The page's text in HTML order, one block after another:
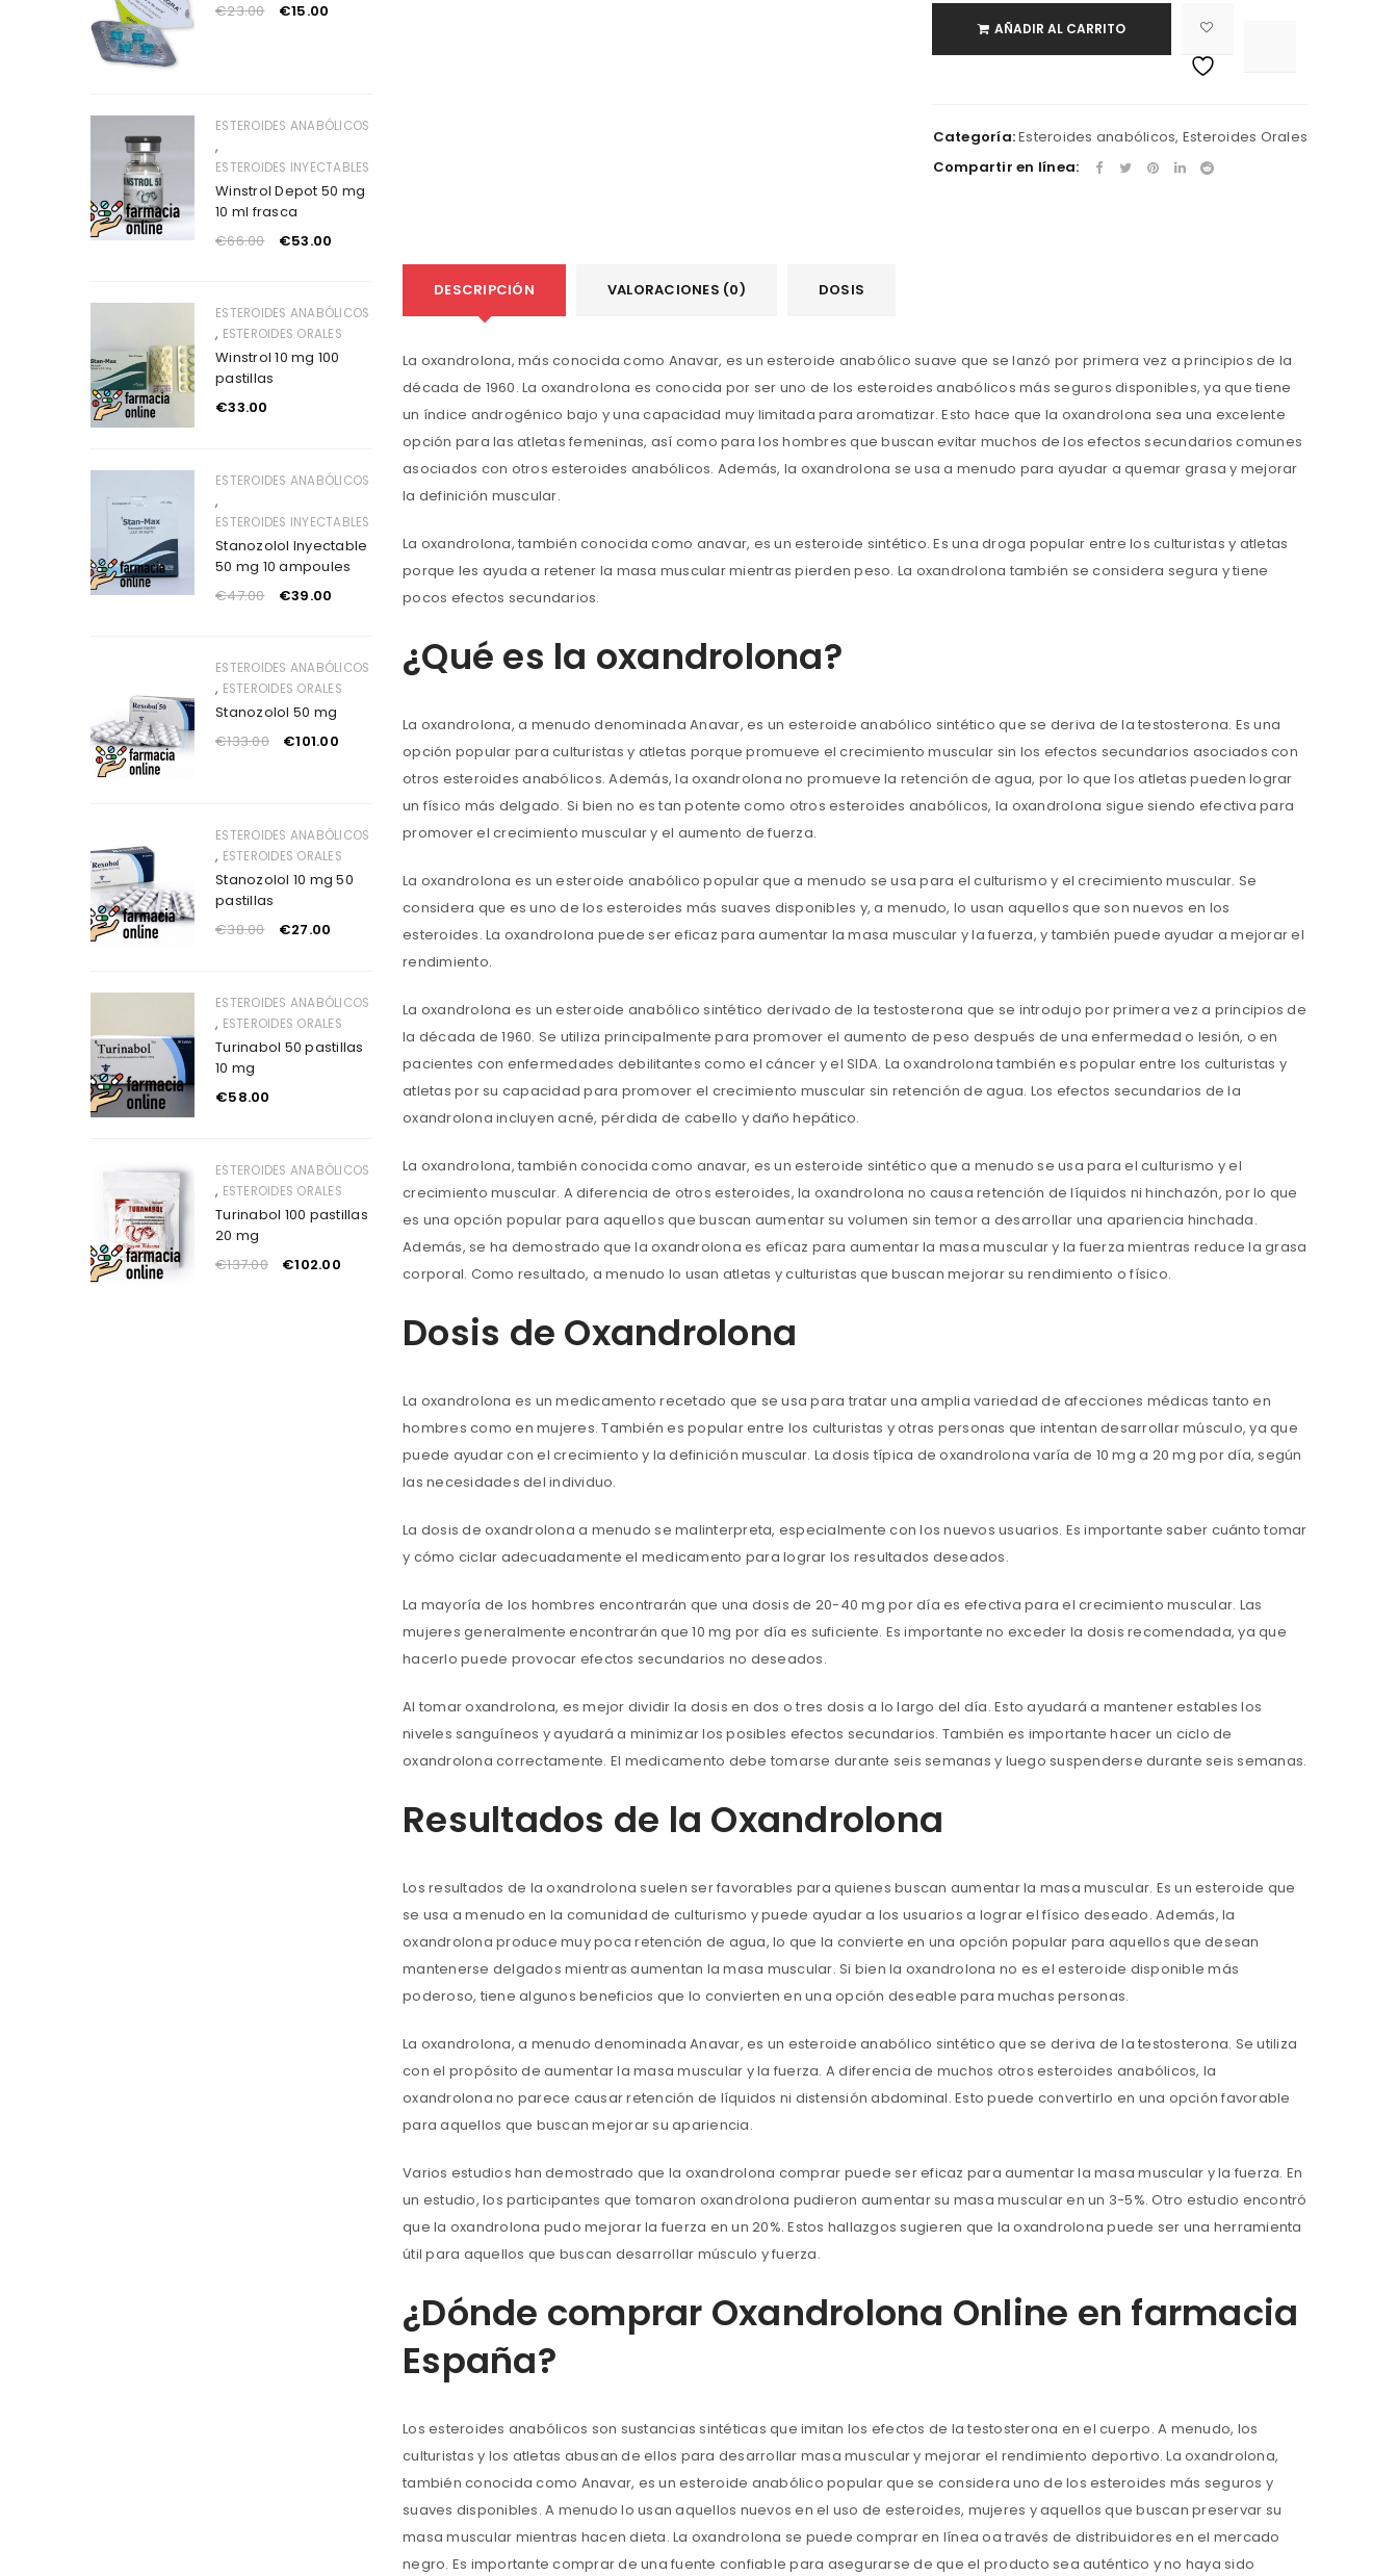
ACCEDER
Contraseña *
ACCESO
¿OLVIDASTE LA CONTRASEÑA?
€23.00 €15.00
ESTEROIDES ANABÓLICOS
,
ESTEROIDES INYECTABLES
Winstrol Depot 50 mg
10 ml frasca
€66.00 €53.00
ESTEROIDES ANABÓLICOS
, ESTEROIDES ORALES
Winstrol 10 mg 100
pastillas
€33.00
ESTEROIDES ANABÓLICOS
,
ESTEROIDES INYECTABLES
Stanozolol Inyectable
50 mg 10 ampoules
€47.00 €39.00
ESTEROIDES ANABÓLICOS
, ESTEROIDES ORALES
Stanozolol 50 mg
€133.00 €101.00
ESTEROIDES ANABÓLICOS
, ESTEROIDES ORALES
Stanozolol 10 mg 50
pastillas
€38.00 €27.00
ESTEROIDES ANABÓLICOS
, ESTEROIDES ORALES
Turinabol 50 pastillas
10 mg
€58.00
ESTEROIDES ANABÓLICOS
, ESTEROIDES ORALES
Turinabol 100 pastillas
20 mg
€137.00 €102.00
AÑADIR AL CARRITO
Categoría:Esteroides anabólicos, Esteroides Orales
Compartir en línea:
DESCRIPCIÓN VALORACIONES (0) DOSIS
La oxandrolona, ​​más conocida como Anavar, es un esteroide anabólico suave que se lanzó por primera vez a principios de la
década de 1960. La oxandrolona es conocida por ser uno de los esteroides anabólicos más seguros disponibles, ya que tiene
un índice androgénico bajo y una capacidad muy limitada para aromatizar. Esto hace que la oxandrolona sea una excelente
opción para las atletas femeninas, así como para los hombres que buscan evitar muchos de los efectos secundarios comunes
asociados con otros esteroides anabólicos. Además, la oxandrolona se usa a menudo para ayudar a quemar grasa y mejorar
la definición muscular.
La oxandrolona, ​​también conocida como anavar, es un esteroide sintético. Es una droga popular entre los culturistas y atletas
porque les ayuda a retener la masa muscular mientras pierden peso. La oxandrolona también se considera segura y tiene
pocos efectos secundarios.
¿Qué es la oxandrolona?
La oxandrolona, a menudo denominada Anavar, es un esteroide anabólico sintético que se deriva de la testosterona. Es una
opción popular para culturistas y atletas porque promueve el crecimiento muscular sin los efectos secundarios asociados con
otros esteroides anabólicos. Además, la oxandrolona no promueve la retención de agua, por lo que los atletas pueden lograr
un físico más delgado. Si bien no es tan potente como otros esteroides anabólicos, la oxandrolona sigue siendo efectiva para
promover el crecimiento muscular y el aumento de fuerza.
La oxandrolona es un esteroide anabólico popular que a menudo se usa para el culturismo y el crecimiento muscular. Se
considera que es uno de los esteroides más suaves disponibles y, a menudo, lo usan aquellos que son nuevos en los
esteroides. La oxandrolona puede ser eficaz para aumentar la masa muscular y la fuerza, y también puede ayudar a mejorar el
rendimiento.
La oxandrolona es un esteroide anabólico sintético derivado de la testosterona que se introdujo por primera vez a principios de
la década de 1960. Se utiliza principalmente para promover el aumento de peso después de una enfermedad o lesión, o en
pacientes con enfermedades debilitantes como el cáncer y el SIDA. La oxandrolona también es popular entre los culturistas y
atletas por su capacidad para promover el crecimiento muscular sin retención de agua. Los efectos secundarios de la
oxandrolona incluyen acné, pérdida de cabello y daño hepático.
La oxandrolona, ​​también conocida como anavar, es un esteroide sintético que a menudo se usa para el culturismo y el
crecimiento muscular. A diferencia de otros esteroides, la oxandrolona no causa retención de líquidos ni hinchazón, por lo que
es una opción popular para aquellos que buscan aumentar su volumen sin temor a desarrollar una apariencia hinchada.
Además, se ha demostrado que la oxandrolona es eficaz para aumentar la masa muscular y la fuerza mientras reduce la grasa
corporal. Como resultado, a menudo lo usan atletas y culturistas que buscan mejorar su rendimiento o físico.
Dosis de Oxandrolona
La oxandrolona es un medicamento recetado que se usa para tratar una amplia variedad de afecciones médicas tanto en
hombres como en mujeres. También es popular entre los culturistas y otras personas que intentan desarrollar músculo, ya que
puede ayudar con el crecimiento y la definición muscular. La dosis típica de oxandrolona varía de 10 mg a 20 mg por día, según
las necesidades del individuo.
La dosis de oxandrolona a menudo se malinterpreta, especialmente con los nuevos usuarios. Es importante saber cuánto tomar
y cómo ciclar adecuadamente el medicamento para lograr los resultados deseados.
La mayoría de los hombres encontrarán que una dosis de 20-40 mg por día es efectiva para el crecimiento muscular. Las
mujeres generalmente encontrarán que 10 mg por día es suficiente. Es importante no exceder la dosis recomendada, ya que
hacerlo puede provocar efectos secundarios no deseados.
Al tomar oxandrolona, ​​es mejor dividir la dosis en dos o tres dosis a lo largo del día. Esto ayudará a mantener estables los
niveles sanguíneos y ayudará a minimizar los posibles efectos secundarios. También es importante hacer un ciclo de
oxandrolona correctamente. El medicamento debe tomarse durante seis semanas y luego suspenderse durante seis semanas.
Resultados de la Oxandrolona
Los resultados de la oxandrolona suelen ser favorables para quienes buscan aumentar la masa muscular. Es un esteroide que
se usa a menudo en la comunidad de culturismo y puede ayudar a los usuarios a lograr el físico deseado. Además, la
oxandrolona produce muy poca retención de agua, lo que la convierte en una opción popular para aquellos que desean
mantenerse delgados mientras aumentan la masa muscular. Si bien la oxandrolona no es el esteroide disponible más
poderoso, tiene algunos beneficios que lo convierten en una opción deseable para muchas personas.
La oxandrolona, ​​a menudo denominada Anavar, es un esteroide anabólico sintético que se deriva de la testosterona. Se utiliza
con el propósito de aumentar la masa muscular y la fuerza. A diferencia de muchos otros esteroides anabólicos, la
oxandrolona no parece causar retención de líquidos ni distensión abdominal. Esto puede convertirlo en una opción favorable
para aquellos que buscan mejorar su apariencia.
Varios estudios han demostrado que la oxandrolona comprar puede ser eficaz para aumentar la masa muscular y la fuerza. En
un estudio, los participantes que tomaron oxandrolona pudieron aumentar su masa muscular en un 3-5%. Otro estudio encontró
que la oxandrolona pudo mejorar la fuerza en un 20%. Estos hallazgos sugieren que la oxandrolona puede ser una herramienta
útil para aquellos que buscan desarrollar músculo y fuerza.
¿Dónde comprar Oxandrolona Online en farmacia
España?
Los esteroides anabólicos son sustancias sintéticas que imitan los efectos de la testosterona en el cuerpo. A menudo, los
culturistas y los atletas abusan de ellos para desarrollar masa muscular y mejorar el rendimiento deportivo. La oxandrolona, ​​
también conocida como Anavar, es un esteroide anabólico popular que se considera uno de los esteroides más seguros y
suaves disponibles. A menudo lo usan aquellos nuevos en el uso de esteroides, mujeres y aquellos que buscan preservar su
masa muscular mientras hacen dieta. La oxandrolona se puede comprar en línea oa través de distribuidores en el mercado
negro. Es importante comprar de una fuente confiable para asegurarse de que el producto sea auténtico y no haya sido